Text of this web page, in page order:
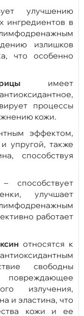
улучшению
ингредиентов в
излишков
что особенно
имеет
процессы
кожи.
эффектом,
упругой, также
способствуя
– способствует
улучшает
работает
относятся к
свободны
повреждающее
излучения,
и эластина, что
кожи и ее